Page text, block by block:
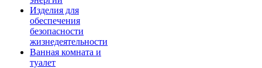
Изделия для
обеспечения
безопасности
жизнедеятельности
Ванная комната и
туалет